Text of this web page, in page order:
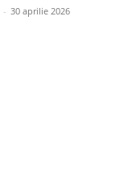
- 30 aprilie 2026